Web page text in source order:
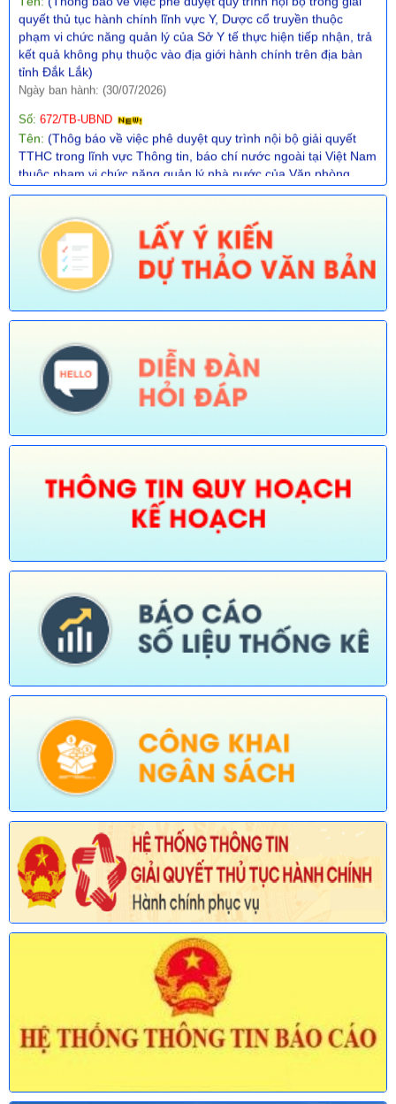
kết quả không phụ thuộc vào địa giới hành chính trên địa bàn
tỉnh Đắk Lắk)
Ngày ban hành: (30/07/2026)
672/TB-UBND
Tên:
(Thôg báo về việc phê duyệt quy trình nội bộ giải quyết
TTHC trong lĩnh vực Thông tin, báo chí nước ngoài tại Việt Nam
thuộc phạm vi chức năng quản lý nhà nước của Văn phòng
UBND tỉnh thực hiện tiếp nhận, trả kết quả không phụ thuộc vào
ĐGHC)
Ngày ban hành: (30/07/2026)
673/TB-UBND
Tên:(Thông báo về việc công bố Danh mục thủ tục hành chính
được sửa đổi, bổ sung trong lĩnh vực Phát thanh truyền hình và
thông tin điện tử thuộc phạm vi chức năng quản lý của Sở Văn
hóa, Thể thao và Du lịch)
Ngày ban hành: (30/07/2026)
Tên:(Thông báo về việc công bố Danh mục thủ tục hành chính
được sửa đổi, bổ sung, thay thế, bãi bỏ trong lĩnh vực đường
thủy nội địa thuộc phạm vi chức năng quản lý của Sở Xây dựng)
Ngày ban hành: (30/07/2026)
Số:675/TB-UBND
bị bãi bỏ trong lĩnh vực nông nghiệp thuộc phạm vi chức năng
quản lý của Sở Nông nghiệp và Môi trường)
Ngày ban hành: (30/07/2026)
Tên:(Thông báo về việc công bố thủ tục hành chính nội bộ
phạm vi chức năng quản lý của Sở Xây dựng)
Ngày ban hành: (30/07/2026)
677/TB-UBND
(Thông báo về việc công bố Danh mục thủ tục hành chính
thuộc phạm vi chức năng quản lý của Sở Khoa học và Công
Ngày ban hành: (30/07/2026)
Số:678/TB-UBND
Tên:(Thông báo về việc công bố Danh mục thủ tục hành chính
mới ban hành và bị bãi bỏ lĩnh vực Viên chức thuộc phạm vi
Ngày ban hành: (30/07/2026)